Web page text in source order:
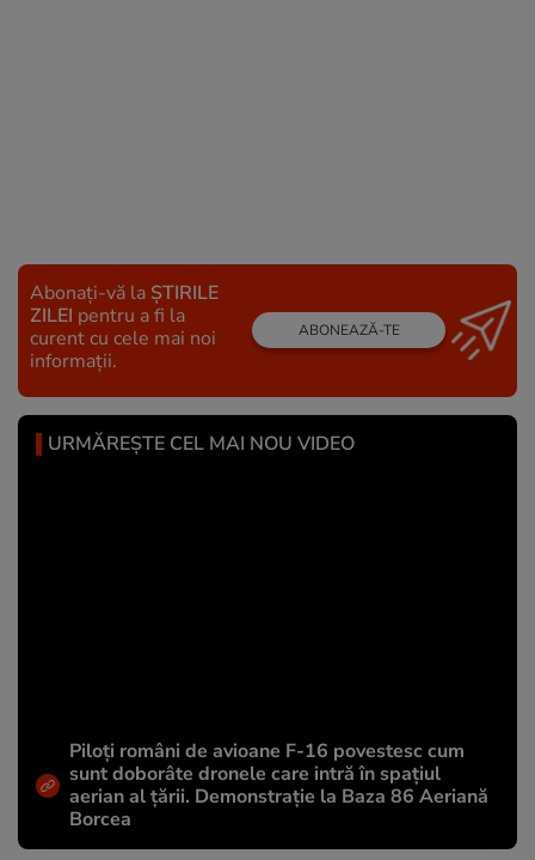
Abonați-vă la ȘTIRILE
ZILEI pentru a fi la
curent cu cele mai noi
informații.
ABONEAZĂ-TE
URMĂREȘTE CEL MAI NOU VIDEO
Piloți români de avioane F-16 povestesc cum
sunt doborâte dronele care intră în spațiul
aerian al țării. Demonstrație la Baza 86 Aeriană
Borcea